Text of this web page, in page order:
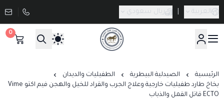
العربية ريال سعودي
صيدلية طموح الخيال البيطرية
0
الرئيسية الصيدلية البيطرية
الطفيليات والديدان
بخاخ طارد طفيليات خارجية وعلاج الجرب والقراد للخيل والهجن فيم اكتو Vime
ECTO قاتل القمل والذباب